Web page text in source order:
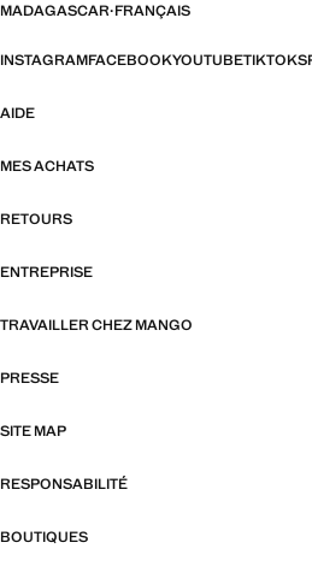
MADAGASCAR·FRANÇAIS
INSTAGRAMFACEBOOKYOUTUBETIKTOK
AIDE
MES ACHATS
RETOURS
ENTREPRISE
TRAVAILLER CHEZ MANGO
PRESSE
SITE MAP
RESPONSABILITÉ
BOUTIQUES